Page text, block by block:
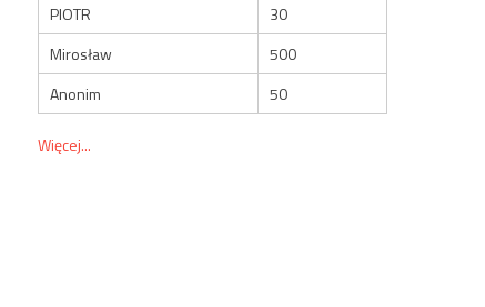
PIOTR
30
Mirosław
500
Anonim
50
Więcej...